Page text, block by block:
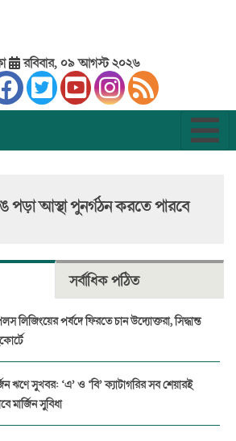
রবিবার, ০৯ আগস্ট ২০২৬
পড়া আস্থা পুনর্গঠন করতে পারবে
সর্বাধিক পঠিত
লিজিংয়ের পর্ষদে ফিরতে চান উদ্যোক্তরা, সিদ্ধান্ত
ঋণে সুখবর: ‘এ’ ও ‘বি’ ক্যাটাগরির সব শেয়ারই
মার্জিন সুবিধা